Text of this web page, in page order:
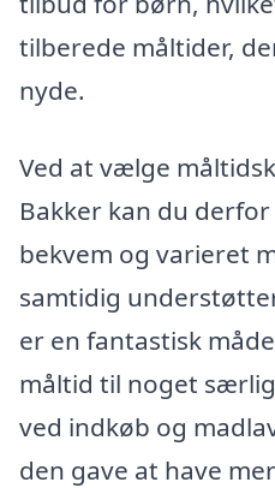
tilberede måltider,
nyde.
Ved at vælge
Bakker kan du
bekvem og varieret
samtidig
er en fantastisk
måltid til noget
ved indkøb og
den gave at have